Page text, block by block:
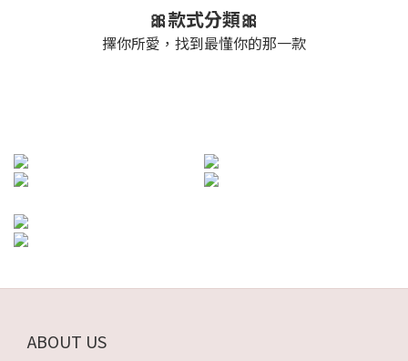
🎀款式分類🎀
擇你所愛，找到最懂你的那一款
ABOUT US